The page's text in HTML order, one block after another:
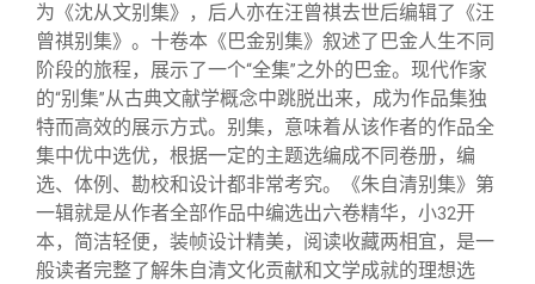
为《沈从文别集》，后人亦在汪曾祺去世后编辑了《汪
曾祺别集》。十卷本《巴金别集》叙述了巴金人生不同
阶段的旅程，展示了一个“全集”之外的巴金。现代作家
的“别集”从古典文献学概念中跳脱出来，成为作品集独
特而高效的展示方式。别集，意味着从该作者的作品全
集中优中选优，根据一定的主题选编成不同卷册，编
选、体例、勘校和设计都非常考究。《朱自清别集》第
一辑就是从作者全部作品中编选出六卷精华，小32开
本，简洁轻便，装帧设计精美，阅读收藏两相宜，是一
般读者完整了解朱自清文化贡献和文学成就的理想选